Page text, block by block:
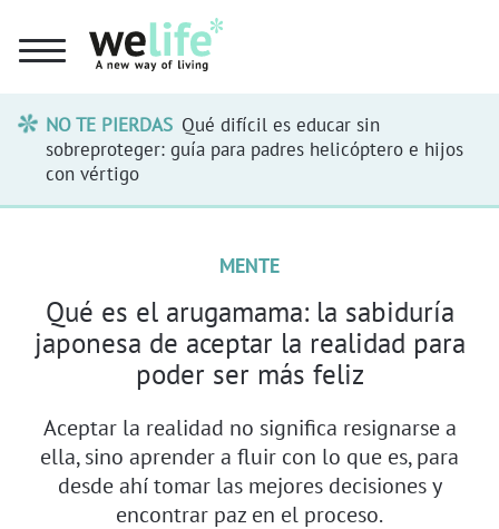
NO TE PIERDAS Qué difícil es educar sin
sobreproteger: guía para padres helicóptero e hijos
con vértigo
MENTE
Qué es el arugamama: la sabiduría
japonesa de aceptar la realidad para
poder ser más feliz
Aceptar la realidad no significa resignarse a
ella, sino aprender a fluir con lo que es, para
desde ahí tomar las mejores decisiones y
encontrar paz en el proceso.